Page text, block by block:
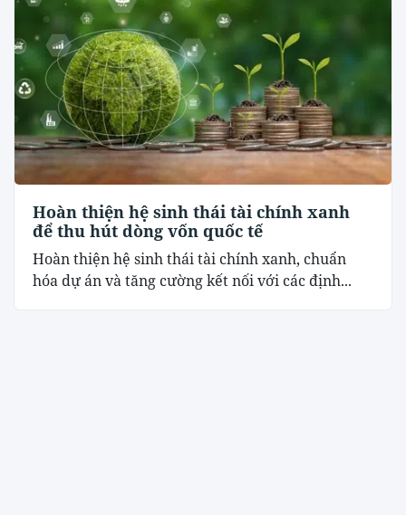
Hoàn thiện hệ sinh thái tài chính xanh
để thu hút dòng vốn quốc tế
Hoàn thiện hệ sinh thái tài chính xanh, chuẩn
hóa dự án và tăng cường kết nối với các định...